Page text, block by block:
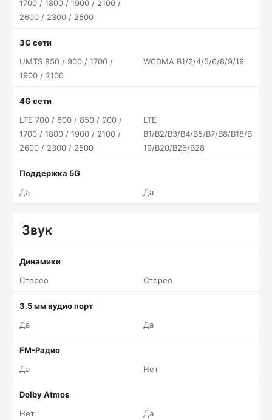
1700 / 1800 / 1900 / 2100 /
2600 / 2300 / 2500
3G сети
UMTS 850 / 900 / 1700 /
1900 / 2100
WCDMA B1/2/4/5/6/8/9/19
4G сети
LTE 700 / 800 / 850 / 900 /
1700 / 1800 / 1900 / 2100 /
2600 / 2300 / 2500
LTE
B1/B2/B3/B4/B5/B7/B8/B18/B
19/B20/B26/B28
Поддержка 5G
Да
Да
Звук
Динамики
Стерео
Стерео
3.5 мм аудио порт
Да
Да
FM-Радио
Да
Нет
Dolby Atmos
Нет
Да